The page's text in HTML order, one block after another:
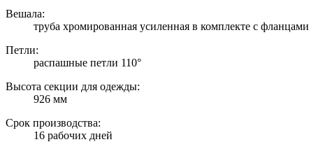
Вешала:
труба хромированная усиленная в комплекте с фланцами
Петли:
распашные петли 110°
Высота секции для одежды:
926 мм
Срок производства:
16 рабочих дней